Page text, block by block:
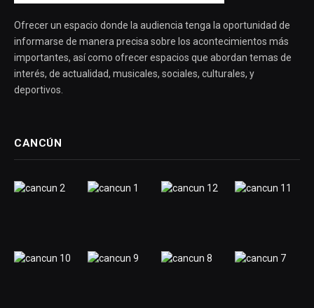
Ofrecer un espacio donde la audiencia tenga la oportunidad de
informarse de manera precisa sobre los acontecimientos más
importantes, así como ofrecer espacios que abordan temas de
interés, de actualidad, musicales, sociales, culturales, y
deportivos.
CANCÚN